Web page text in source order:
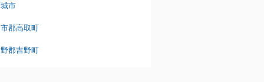
市
郡高取町
郡吉野町